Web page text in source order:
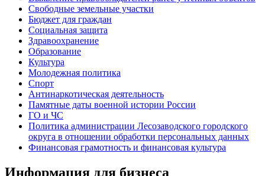
Свободные земельные участки
Бюджет для граждан
Социальная защита
Здравоохранение
Образование
Культура
Молодежная политика
Спорт
Антинаркотическая деятельность
Памятные даты военной истории России
ГО и ЧС
Политика администрации Лесозаводского городского
округа в отношении обработки персональных данных
Финансовая грамотность и финансовая культура
Информация для бизнеса